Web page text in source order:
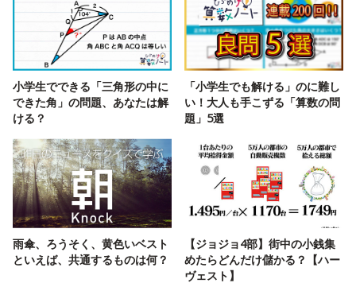
小学生でできる「三角形の中に
できた角」の問題、あなたは解
ける？
「小学生でも解ける」のに難し
い！大人も手こずる「算数の問
題」5選
雨傘、ろうそく、黄色いベスト
といえば、共通するものは何？
【ジョジョ4部】街中の小銭集
めたらどんだけ儲かる？【ハー
ヴェスト】